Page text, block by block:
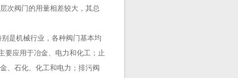
次阀门的用量相差较大，其总
是机械行业，各种阀门基本均
要应用于冶金、电力和化工；止
、石化、化工和电力；排污阀